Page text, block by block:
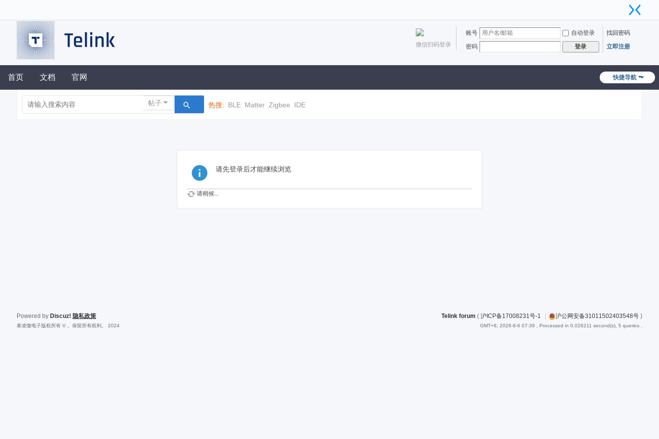
账号 自动登录
找回密码
密码
登录 立即注册
微信扫码登录
快捷导航
首页 文档 官网
帖子 热搜: BLE Matter Zigbee IDE
请先登录后才能继续浏览
请稍候...
Telink forum (沪ICP备17008231号-1 沪公网安备31011502403548号 )
GMT+8, 2026-8-6 07:39 , Processed in 0.026211 second(s), 5 queries .
Powered by Discuz! 隐私政策
泰凌微电子版权所有 © 。保留所有权利。 2024